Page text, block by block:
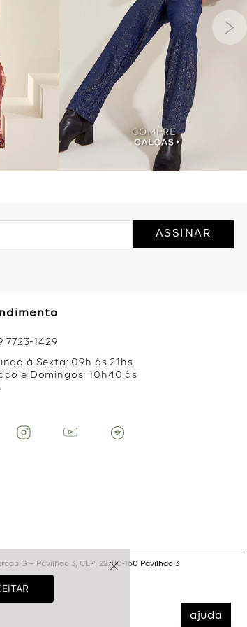
ajuda
ASSINAR
7723-1429
à Sexta: 09h às 21hs
e Domingos: 10h40 às
G – Pavilhão 3, CEP: 22780-160 Pavilhão 3